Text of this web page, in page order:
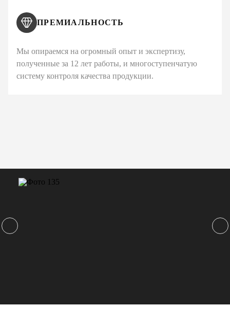
ПРЕМИАЛЬНОСТЬ
Мы опираемся на огромный опыт и экспертизу,
полученные за 12 лет работы, и многоступенчатую
систему контроля качества продукции.